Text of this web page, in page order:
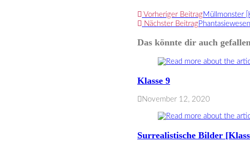
Vorheriger BeitragMüllmonster
Nächster Beitrag
Das könnte dir auch
Klasse 9
November 12, 2020
Surrealistische Bilder